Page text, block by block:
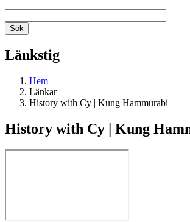
Länkstig
Hem
Länkar
History with Cy | Kung Hammurabi
History with Cy | Kung